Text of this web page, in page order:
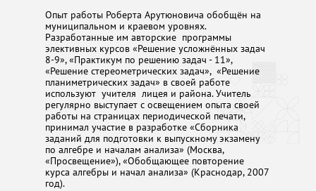
Опыт работы Роберта Арутюновича обобщён на
муниципальном и краевом уровнях.
Разработанные им авторские программы
элективных курсов «Решение усложнённых задач
8-9», «Практикум по решению задач - 11»,
«Решение стереометрических задач», «Решение
планиметрических задач» в своей работе
используют учителя лицея и района. Учитель
регулярно выступает с освещением опыта своей
работы на страницах периодической печати,
принимал участие в разработке «Сборника
заданий для подготовки к выпускному экзамену
по алгебре и началам анализа» (Москва,
«Просвещение»), «Обобщающее повторение
курса алгебры и начал анализа» (Краснодар, 2007
год).